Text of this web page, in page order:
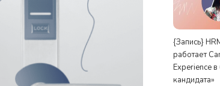
{Запись}
работает
Experience
кандидата»